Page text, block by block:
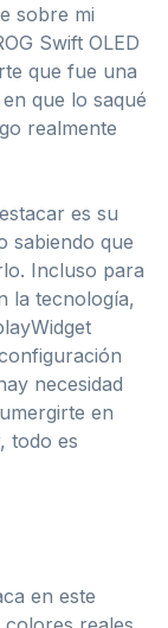
sobre mi
Swift OLED
que fue una
que lo saqué
realmente
es su
sabiendo que
Incluso para
la tecnología,
necesidad
en
todo es
en este